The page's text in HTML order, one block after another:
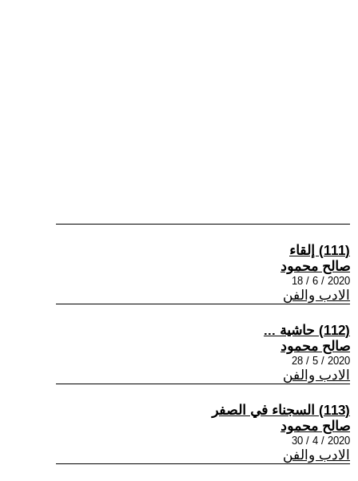
(111) إلقاء
صالح محمود
2020 / 6 / 18
الادب والفن
(112) حاشية ...
صالح محمود
2020 / 5 / 28
الادب والفن
(113) السجناء في الصفر
صالح محمود
2020 / 4 / 30
الادب والفن